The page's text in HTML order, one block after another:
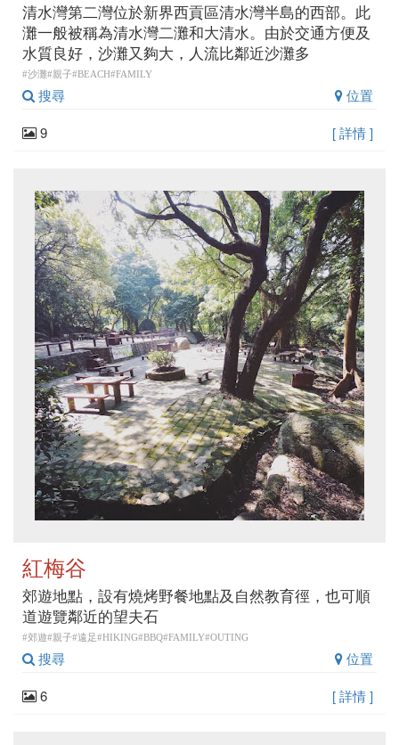
清水灣第二灣位於新界西貢區清水灣半島的西部。此
灘一般被稱為清水灣二灘和大清水。由於交通方便及
水質良好，沙灘又夠大，人流比鄰近沙灘多
#沙灘#親子#BEACH#FAMILY
搜尋
位置
9
[ 詳情 ]
紅梅谷
郊遊地點，設有燒烤野餐地點及自然教育徑，也可順
道遊覽鄰近的望夫石
#郊遊#親子#遠足#HIKING#BBQ#FAMILY#OUTING
搜尋
位置
6
[ 詳情 ]